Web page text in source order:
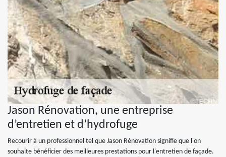
Jason Rénovation, une entreprise
d’entretien et d’hydrofuge
Recourir à un professionnel tel que Jason Rénovation signifie que l'on
souhaite bénéficier des meilleures prestations pour l'entretien de façade.